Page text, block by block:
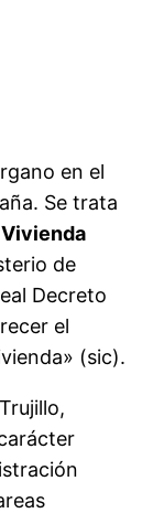
en el
Se trata
de
Decreto
el
(sic).